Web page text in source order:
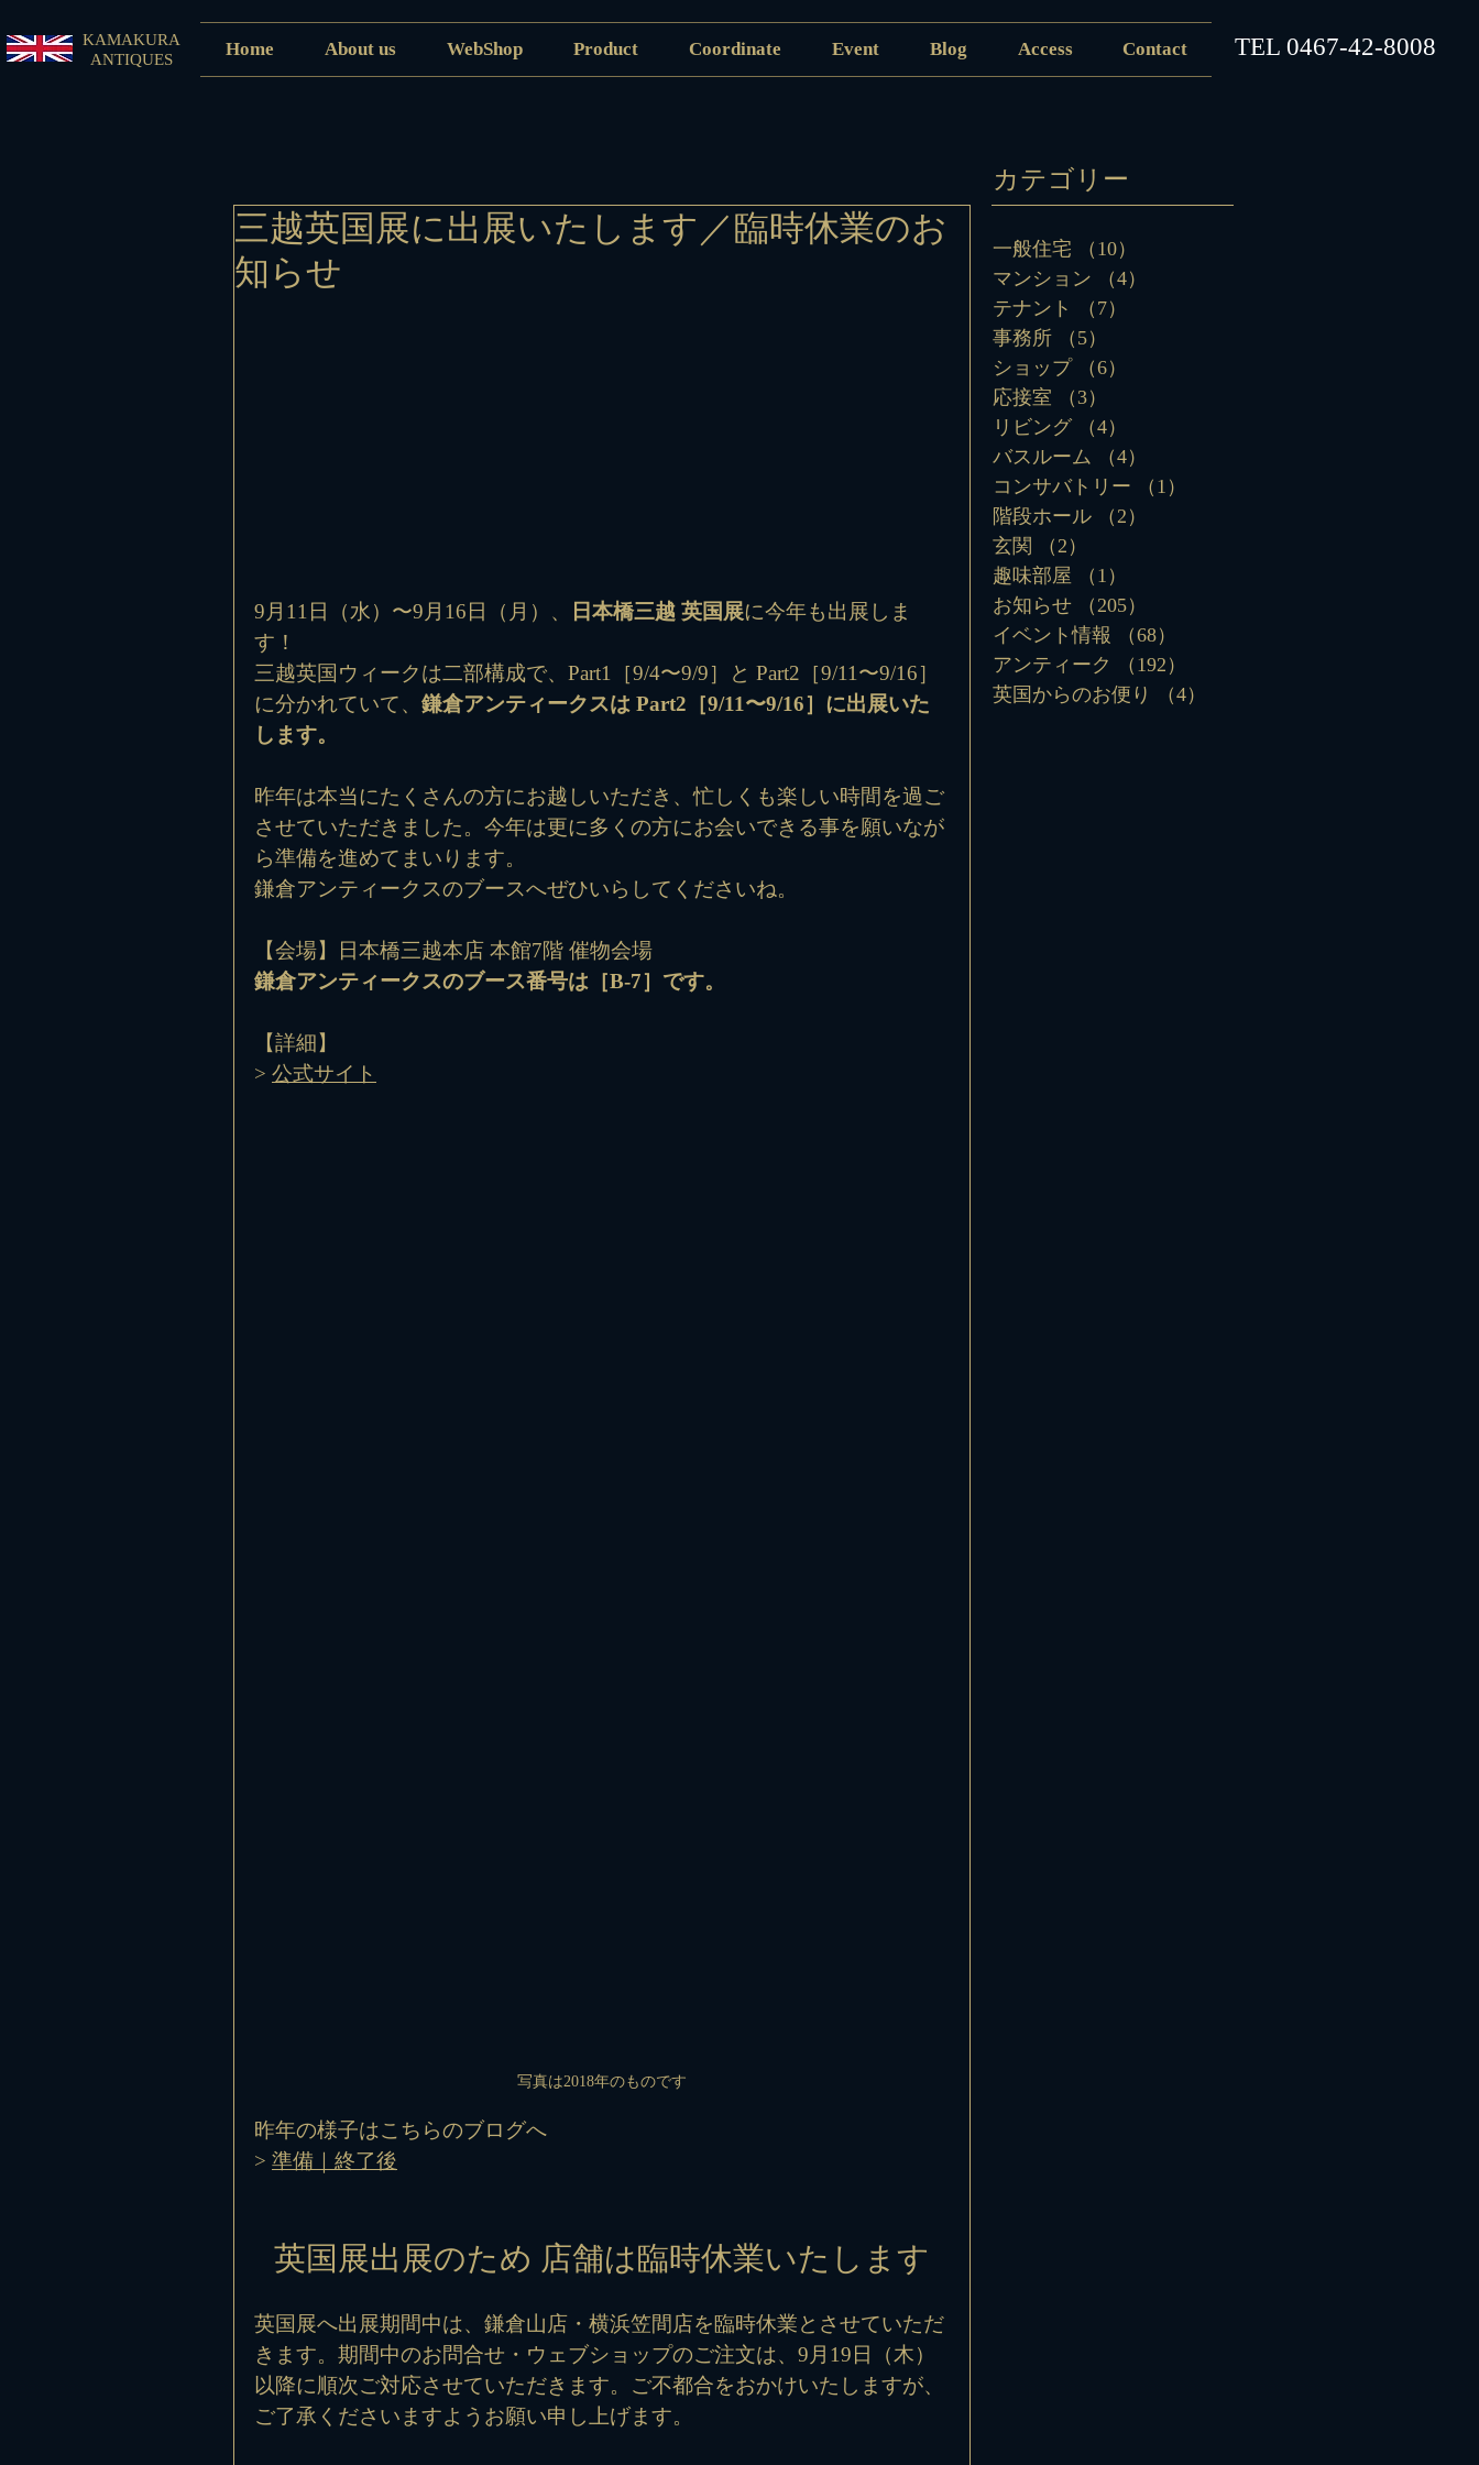
KAMAKURA
ANTIQUES
Home About us WebShop Product Coordinate Event Blog Access Contact ​TEL 0467-42-8008
三越英国展に出展いたします／臨時休業のお
知らせ
9月11日（水）〜9月16日（月）、 日本橋三越 英国展に今年も出展しま
す！
三越英国ウィークは二部構成で、Part1［9/4〜9/9］と Part2［9/11〜9/16］
に分かれていて、 鎌倉アンティークスは Part2［9/11〜9/16］に出展いた
します。
昨年は本当にたくさんの方にお越しいただき、忙しくも楽しい時間を過ご
させていただきました。今年は更に多くの方にお会いできる事を願いなが
ら準備を進めてまいります。
鎌倉アンティークスのブースへぜひいらしてくださいね。
【会場】日本橋三越本店 本館7階 催物会場
鎌倉アンティークスのブース番号は［B-7］です。
【詳細】
> 公式サイト
写真は2018年のものです
昨年の様子はこちらのブログへ
> 準備 終了後
英国展出展のため 店舗は臨時休業いたします
英国展へ出展期間中は、鎌倉山店・横浜笠間店を臨時休業とさせていただ
きます。期間中のお問合せ・ウェブショップのご注文は、9月19日（木）
以降に順次ご対応させていただきます。ご不都合をおかけいたしますが、
ご了承くださいますようお願い申し上げます。
カテゴリー
一般住宅 （10）
マンション
（4）
テナント
（7）
事務所
（5）
ショップ
（6）
応接室
（3）
リビング
（4）
バスルーム
（4）
コンサバトリー
（1）
階段ホール
（2）
玄関
（2）
趣味部屋
（1）
お知らせ
（205）
イベント情報
（68）
アンティーク
（192）
英国からのお便り
（4）